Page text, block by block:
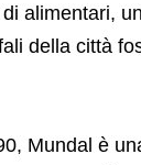
alimentari,
della città
Mundal è